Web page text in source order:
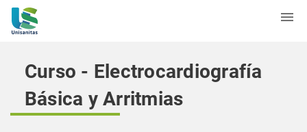
Curso - Electrocardiografía
Básica y Arritmias